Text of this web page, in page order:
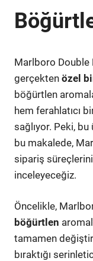
Marlboro Double
gerçekten özel
böğürtlen
hem ferahlatıcı
sağlıyor. Peki,
bu makalede,
sipariş süreçlerini
inceleyeceğiz.
Öncelikle,
böğürtlen
tamamen
bıraktığı